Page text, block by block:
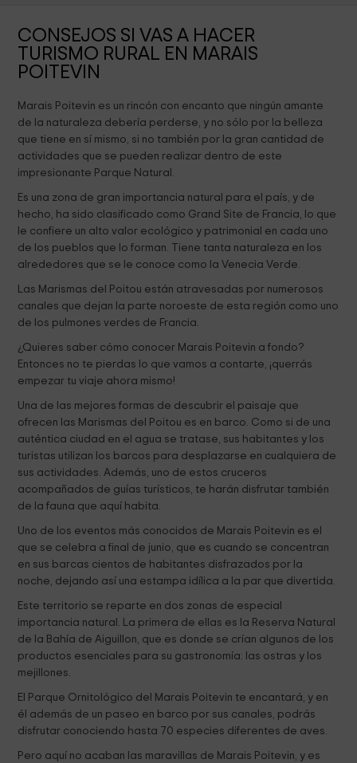
CONSEJOS SI VAS A HACER
TURISMO RURAL EN MARAIS
POITEVIN
Marais Poitevin es un rincón con encanto que ningún amante
de la naturaleza debería perderse, y no sólo por la belleza
que tiene en sí mismo, si no también por la gran cantidad de
actividades que se pueden realizar dentro de este
impresionante Parque Natural.
Es una zona de gran importancia natural para el país, y de
hecho, ha sido clasificado como Grand Site de Francia, lo que
le confiere un alto valor ecológico y patrimonial en cada uno
de los pueblos que lo forman. Tiene tanta naturaleza en los
alrededores que se le conoce como la Venecia Verde.
Las Marismas del Poitou están atravesadas por numerosos
canales que dejan la parte noroeste de esta región como uno
de los pulmones verdes de Francia.
¿Quieres saber cómo conocer Marais Poitevin a fondo?
Entonces no te pierdas lo que vamos a contarte, ¡querrás
empezar tu viaje ahora mismo!
Una de las mejores formas de descubrir el paisaje que
ofrecen las Marismas del Poitou es en barco. Como si de una
auténtica ciudad en el agua se tratase, sus habitantes y los
turistas utilizan los barcos para desplazarse en cualquiera de
sus actividades. Además, uno de estos cruceros
acompañados de guías turísticos, te harán disfrutar también
de la fauna que aquí habita.
Uno de los eventos más conocidos de Marais Poitevin es el
que se celebra a final de junio, que es cuando se concentran
en sus barcas cientos de habitantes disfrazados por la
noche, dejando así una estampa idílica a la par que divertida.
Este territorio se reparte en dos zonas de especial
importancia natural. La primera de ellas es la Reserva Natural
de la Bahía de Aiguillon, que es donde se crían algunos de los
productos esenciales para su gastronomía: las ostras y los
mejillones.
El Parque Ornitológico del Marais Poitevin te encantará, y en
él además de un paseo en barco por sus canales, podrás
disfrutar conociendo hasta 70 especies diferentes de aves.
Pero aquí no acaban las maravillas de Marais Poitevin, y es